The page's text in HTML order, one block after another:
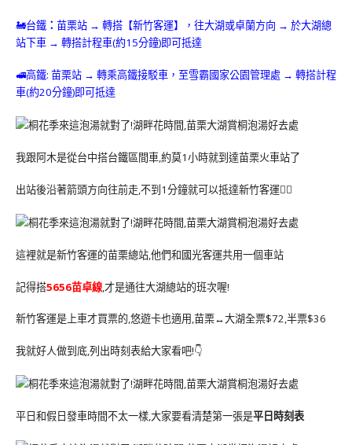
🚂台鐵 ： 苗栗站 → 轉搭【新竹客運】，往大湖或卓蘭方向 → 於大湖總
站下車 → 轉搭計程車(約15分鐘)即可抵達
🚅高鐵: 苗栗站 → 轉乘高鐵接駁車，至雪霸國家公園管理處 → 轉搭計程
車(約20分鐘)即可抵達
我跟阿木是從台中搭台鐵區間車,約莫1小時就到達苗栗火車站了
出站後沿著箭頭方向往前走,不到1分鐘就可以抵達新竹客運🚶‍♀️
這裡就是新竹客運的苗栗總站,他們和國光客運共用一個車站
記得搭5656苗卓線,才是通往大湖總站的班次喔!
新竹客運是上車才買票的,悠遊卡也適用,苗栗↔️大湖全票$72,半票$36
我就好人做到底,列出時刻表給大家看吧!👇
平日和假日發車時間不太一樣,大家要看清楚第一張是平日時刻表